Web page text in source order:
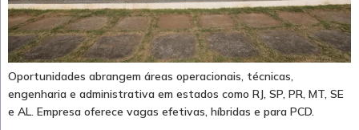
Oportunidades abrangem áreas operacionais, técnicas,
engenharia e administrativa em estados como RJ, SP, PR, MT, SE
e AL. Empresa oferece vagas efetivas, híbridas e para PCD.